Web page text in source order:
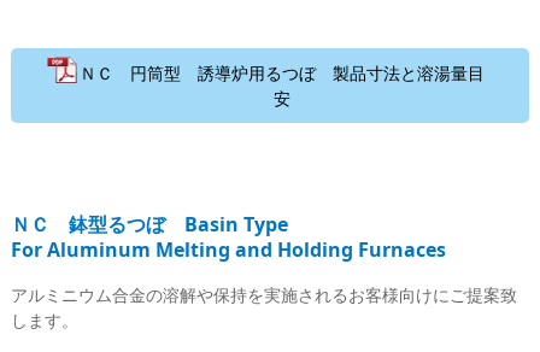
ＮＣ 円筒型 誘導炉用るつぼ 製品寸法と溶湯量目
安
ＮＣ 鉢型るつぼ Basin Type
For Aluminum Melting and Holding Furnaces
アルミニウム合金の溶解や保持を実施されるお客様向けにご提案致
します。